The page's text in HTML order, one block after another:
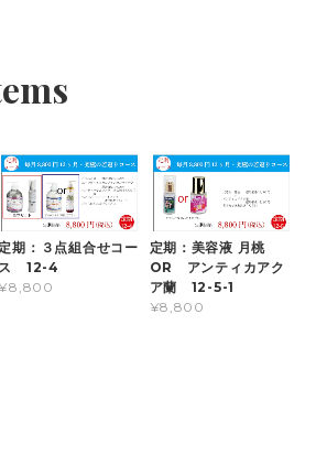
定期：３点組合せコー
ス 12-4
定期：美容液 月桃
OR アンティカアク
ア蘭 12-5-1
¥8,800